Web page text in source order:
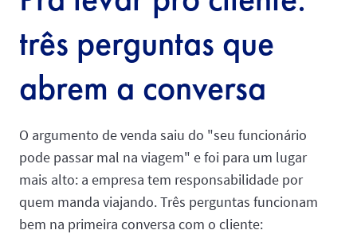
três perguntas que
abrem a conversa
O argumento de venda saiu do "seu funcionário
pode passar mal na viagem" e foi para um lugar
mais alto: a empresa tem responsabilidade por
quem manda viajando. Três perguntas funcionam
bem na primeira conversa com o cliente: